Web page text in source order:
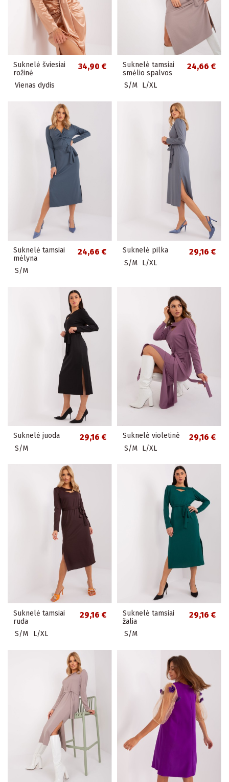
Suknelė šviesiai
rožinė
34,90 €
Vienas dydis
Suknelė tamsiai
smėlio spalvos
24,66 €
S/M L/XL
Suknelė tamsiai
mėlyna
24,66 €
S/M
Suknelė pilka 29,16 €
S/M L/XL
Suknelė juoda 29,16 €
S/M
Suknelė violetinė 29,16 €
S/M L/XL
Suknelė tamsiai
ruda
29,16 €
S/M L/XL
Suknelė tamsiai
žalia
29,16 €
S/M